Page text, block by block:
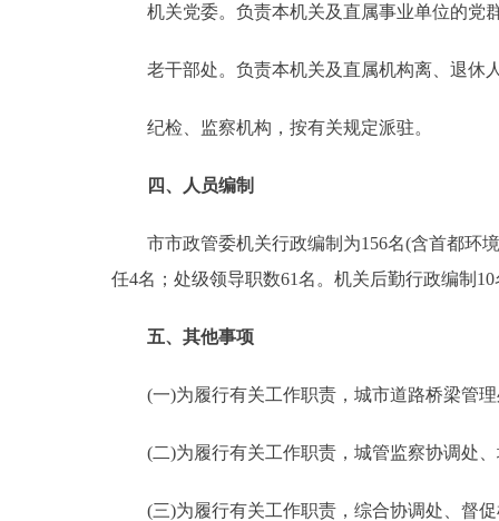
机关党委。负责本机关及直属事业单位的党
老干部处。负责本机关及直属机构离、退休
纪检、监察机构，按有关规定派驻。
四、人员编制
市市政管委机关行政编制为156名(含首都环境
任4名；处级领导职数61名。机关后勤行政编制
五、其他事项
(一)为履行有关工作职责，城市道路桥梁管理
(二)为履行有关工作职责，城管监察协调处、
(三)为履行有关工作职责，综合协调处、督促